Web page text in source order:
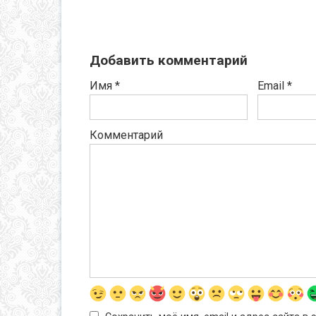
Добавить комментарий
Имя * Email *
Комментарий